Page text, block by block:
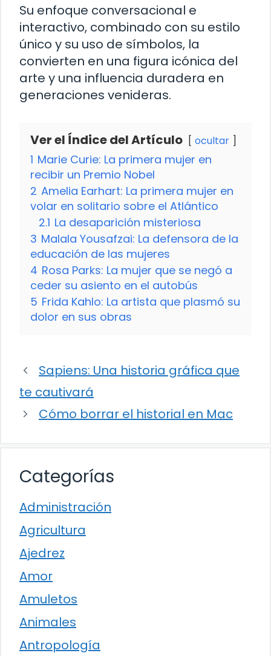
Su enfoque conversacional e
interactivo, combinado con su estilo
único y su uso de símbolos, la
convierten en una figura icónica del
arte y una influencia duradera en
generaciones venideras.
Ver el Índice del Artículo ocultar
1 Marie Curie: La primera mujer en
recibir un Premio Nobel
2 Amelia Earhart: La primera mujer en
volar en solitario sobre el Atlántico
2.1 La desaparición misteriosa
3 Malala Yousafzai: La defensora de la
educación de las mujeres
4 Rosa Parks: La mujer que se negó a
ceder su asiento en el autobús
5 Frida Kahlo: La artista que plasmó su
dolor en sus obras
Sapiens: Una historia gráfica que
te cautivará
Cómo borrar el historial en Mac
Categorías
Administración
Agricultura
Ajedrez
Amor
Amuletos
Animales
Antropología